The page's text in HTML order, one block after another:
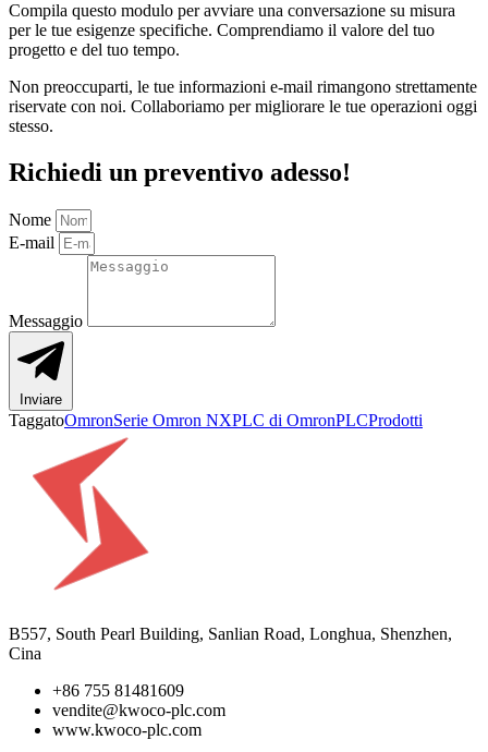
Compila questo modulo per avviare una conversazione su misura
per le tue esigenze specifiche. Comprendiamo il valore del tuo
progetto e del tuo tempo.
Non preoccuparti, le tue informazioni e-mail rimangono strettamente
riservate con noi. Collaboriamo per migliorare le tue operazioni oggi
stesso.
Richiedi un preventivo adesso!
Nome
E-mail
Messaggio
Inviare
TaggatoOmronSerie Omron NXPLC di OmronPLCProdotti
B557, South Pearl Building, Sanlian Road, Longhua, Shenzhen,
Cina
+86 755 81481609
vendite@kwoco-plc.com
www.kwoco-plc.com